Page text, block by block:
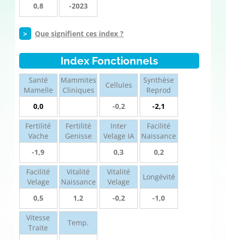
0,8 -2023
> Que signifient ces index ?
Index Fonctionnels
Santé
Mamelle
0,0
Mammites
Cliniques
Cellules
-0,2
Synthèse
Reprod
-2,1
Fertilité
Vache
-1,9
Fertilité
Genisse
Inter
Velage IA
0,3
Facilité
Naissance
0,2
Facilité
Velage
0,5
Vitalité
Naissance
1,2
Vitalité
Velage
-0,2
Longévité
-1,0
Vitesse
Traite
Temp.